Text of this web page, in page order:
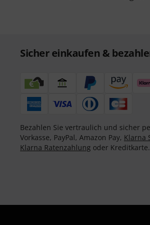
Sicher einkaufen &
Bezahlen Sie vertraulich und sicher
Vorkasse, PayPal, Amazon Pay, Klarna
Klarna Ratenzahlung oder Kreditkarte.